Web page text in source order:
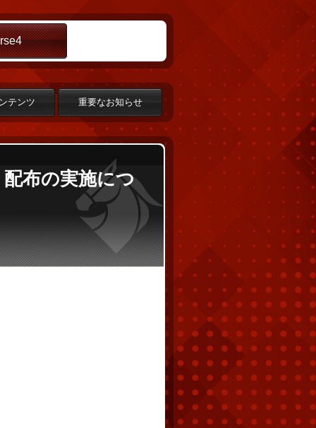
テンツ 重要なお知らせ
布の実施につ